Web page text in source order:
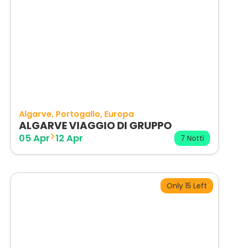
Algarve Portogallo Europa
ALGARVE VIAGGIO DI GRUPPO
05 Apr 12 Apr 7 Notti
Only 15 Left